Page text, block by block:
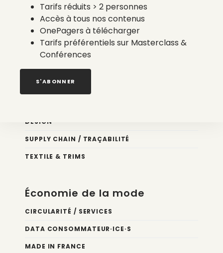
DESIGN
SUPPLY CHAIN / TRAÇABILITÉ
TEXTILE & TRIMS
Économie de la mode
CIRCULARITÉ / SERVICES
DATA CONSOMMATEUR·ICE·S
MADE IN FRANCE
Tarifs réduits > 2 personnes
Accès à tous nos contenus
OnePagers à télécharger
Tarifs préférentiels sur Masterclass &
Conférences
S'ABONNER